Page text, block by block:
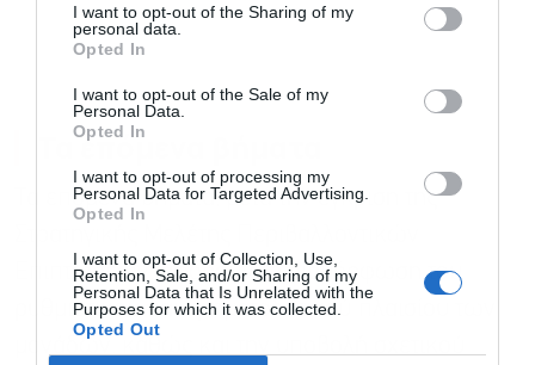
I want to opt-out of the Sharing of my
personal data.
Opted In
I want to opt-out of the Sale of my
Personal Data.
Opted In
I want to opt-out of processing my
Personal Data for Targeted Advertising.
Opted In
I want to opt-out of Collection, Use,
Retention, Sale, and/or Sharing of my
Personal Data that Is Unrelated with the
Purposes for which it was collected.
Opted Out
Τα επόμενα βήματα
Τα επόμενα βήματα, μετά την έγκριση της
Επιπτώσεων, αφορούν τη διαμόρφωση του
ρυθμιστικού και χρηματοδοτικού πλαισίου των
μονάδων, καθώς και την υποβολή σχετικού